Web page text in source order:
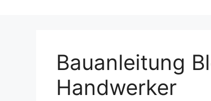
Bauanleitung
Handwerker